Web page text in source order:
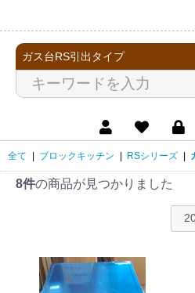
全て ブロックキッチン RSシリーズ
8件の商品が見つかりました